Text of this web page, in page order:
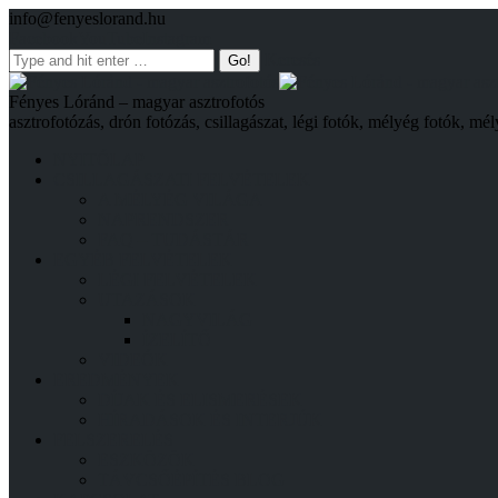
info@fenyeslorand.hu
Fényes Lóránd – magyar asztrofotós
asztrofotózás, drón fotózás, csillagászat, légi fotók, mélyég fotók,